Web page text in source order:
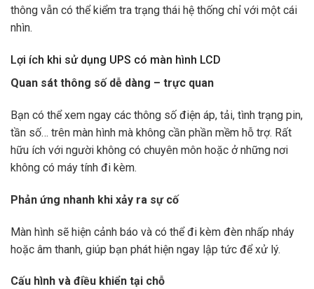
thông vẫn có thể kiểm tra trạng thái hệ thống chỉ với một cái
nhìn.
Lợi ích khi sử dụng UPS có màn hình LCD
Quan sát thông số dễ dàng – trực quan
Bạn có thể xem ngay các thông số điện áp, tải, tình trạng pin,
tần số… trên màn hình mà không cần phần mềm hỗ trợ. Rất
hữu ích với người không có chuyên môn hoặc ở những nơi
không có máy tính đi kèm.
Phản ứng nhanh khi xảy ra sự cố
Màn hình sẽ hiện cảnh báo và có thể đi kèm đèn nhấp nháy
hoặc âm thanh, giúp bạn phát hiện ngay lập tức để xử lý.
Cấu hình và điều khiển tại chỗ